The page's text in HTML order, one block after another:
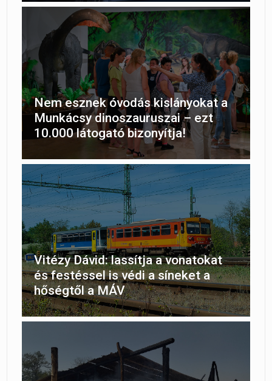
Nem esznek óvodás kislányokat a
Munkácsy dinoszauruszai – ezt
10.000 látogató bizonyítja!
Vitézy Dávid: lassítja a vonatokat
és festéssel is védi a síneket a
hőségtől a MÁV